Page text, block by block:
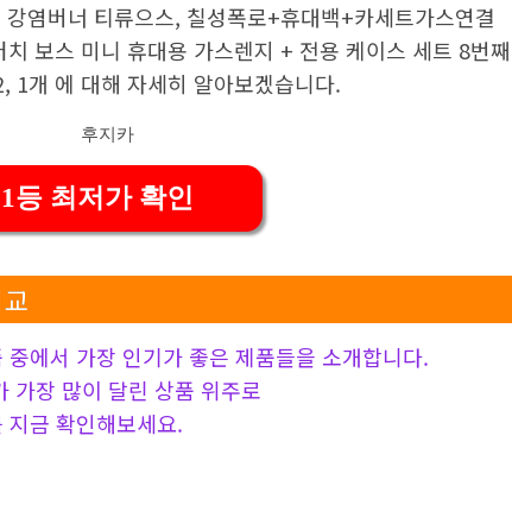
염버너 티류으스, 칠성폭로+휴대백+카세트가스연결
보스 미니 휴대용 가스렌지 + 전용 케이스 세트 8번째
1개 에 대해 자세히 알아보겠습니다.
1등 최저가 확인
에서 가장 인기가 좋은 제품들을 소개합니다.
장 많이 달린 상품 위주로
금 확인해보세요.